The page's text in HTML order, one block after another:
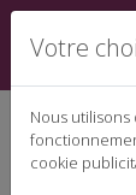
Votre
Nous
cookie